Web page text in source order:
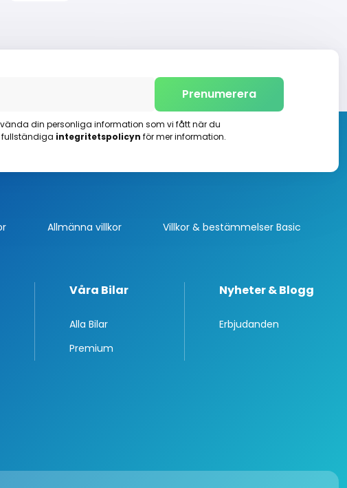
Prenumerera
din personliga information som vi fått när du
fullständiga integritetspolicyn för mer information.
Allmänna villkor Villkor & bestämmelser Basic
Våra Bilar
Alla Bilar
Premium
Nyheter & Blogg
Erbjudanden